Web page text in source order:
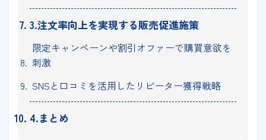
3.注文率向上を実現する販売促進施策
限定キャンペーンや割引オファーで購買意欲を
刺激
SNSと口コミを活用したリピーター獲得戦略
4.まとめ